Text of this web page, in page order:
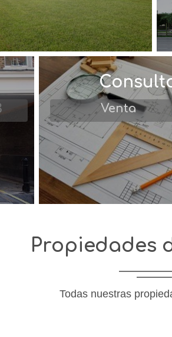
Venta
Propiedades
Todas nuestras